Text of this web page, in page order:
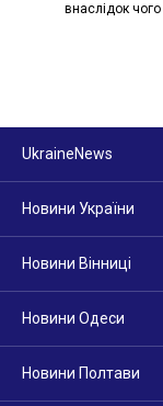
внаслідок чого
UkraineNews
Новини України
Новини Вінниці
Новини Одеси
Новини Полтави